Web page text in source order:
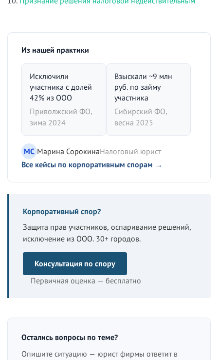
Из нашей практики
Исключили
участника с долей
42% из ООО
Приволжский ФО,
зима 2024
Взыскали ~9 млн
руб. по займу
участника
Сибирский ФО,
весна 2025
МС Марина СорокинаНалоговый юрист
Все кейсы по корпоративным спорам →
Корпоративный спор?
Защита прав участников, оспаривание решений,
исключение из ООО. 30+ городов.
Консультация по спору
Первичная оценка — бесплатно
Остались вопросы по теме?
Опишите ситуацию — юрист фирмы ответит в